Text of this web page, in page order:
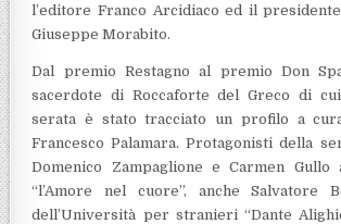
l’editore Franco Arcidiaco ed il
Giuseppe Morabito.
Dal premio Restagno al premio Don
sacerdote di Roccaforte del Greco di
serata è stato tracciato un profilo a
Francesco Palamara. Protagonisti della
Domenico Zampaglione e Carmen
“l’Amore nel cuore”, anche Salvatore
dell’Università per stranieri “Dante